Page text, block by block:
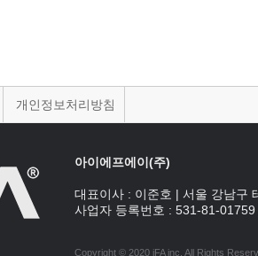
개인정보처리방침
아이에프에이(주)
대표이사 : 이준호 | 서울 강남구
사업자 등록번호 : 531-81-01759
Copyright © 2020 iFA inc . All Rights